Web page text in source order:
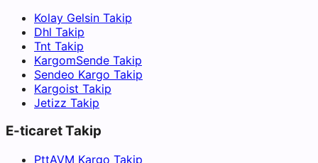
Kolay Gelsin Takip
Dhl Takip
Tnt Takip
KargomSende Takip
Sendeo Kargo Takip
Kargoist Takip
Jetizz Takip
E-ticaret Takip
PttAVM Kargo Takip